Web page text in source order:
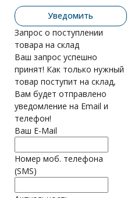
Уведомить
Запрос о поступлении
товара на склад
Ваш запрос успешно
принят! Как только нужный
товар поступит на склад,
Вам будет отправлено
уведомление на Email и
телефон!
Ваш E-Mail
Номер моб. телефона
(SMS)